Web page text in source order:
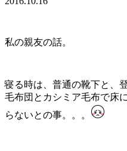
私の親友の話。
寝る時は、普通の靴下と、
毛布団とカシミア毛布で床
らないとの事。。。